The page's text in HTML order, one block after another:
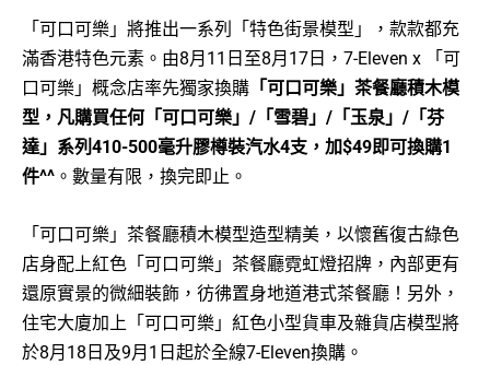
「可口可樂」將推出一系列「特色街景模型」，款款都充
滿香港特色元素。由8月11日至8月17日，7-Eleven x 「可
口可樂」概念店率先獨家換購 「可口可樂」茶餐廳積木模
型，凡購買任何「可口可樂」/「雪碧」/「玉泉」/「芬
達」系列410-500毫升膠樽裝汽水4支，加$49即可換購1
件^^ 。數量有限，換完即止。
「可口可樂」茶餐廳積木模型造型精美，以懷舊復古綠色
店身配上紅色「可口可樂」茶餐廳霓虹燈招牌，內部更有
還原實景的微細裝飾，彷彿置身地道港式茶餐廳！另外，
住宅大廈加上「可口可樂」紅色小型貨車及雜貨店模型將
於8月18日及9月1日起於全線7-Eleven換購。